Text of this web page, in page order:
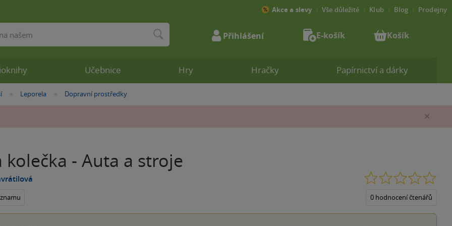
»
Leporela »
Dopravní prostředky
kolečka - Auta a stroje
0 hodnocení čtenářů
Učebnice Hry Hračky Papírnictví a dárky
Akce a slevy Vše důležité Klub Blog Prodejny
Přihlášení E-košík Košík